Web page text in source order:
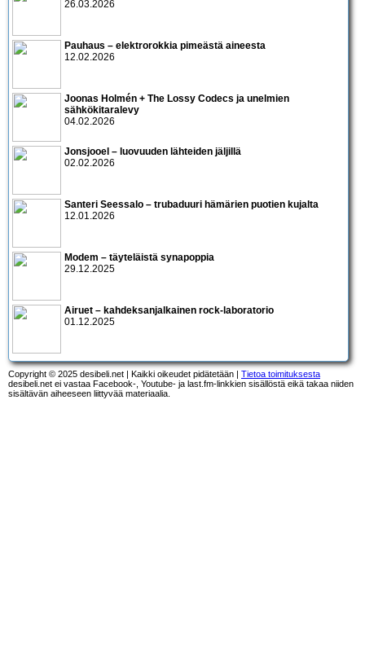
26.03.2026
Pauhaus – elektrorokkia pimeästä aineesta
12.02.2026
Joonas Holmén + The Lossy Codecs ja unelmien
sähkökitaralevy
04.02.2026
Jonsjooel – luovuuden lähteiden jäljillä
02.02.2026
Santeri Seessalo – trubaduuri hämärien puotien kujalta
12.01.2026
Modem – täyteläistä synapoppia
29.12.2025
Airuet – kahdeksanjalkainen rock-laboratorio
01.12.2025
Copyright © 2025 desibeli.net | Kaikki oikeudet pidätetään | Tietoa toimituksesta
desibeli.net ei vastaa Facebook-, Youtube- ja last.fm-linkkien sisällöstä eikä takaa niiden
sisältävän aiheeseen liittyvää materiaalia.